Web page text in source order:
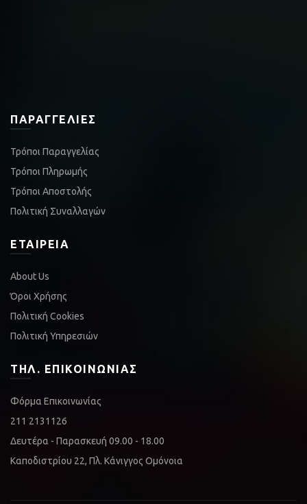
ΠΑΡΑΓΓΕΛΊΕΣ
Τρόποι Παραγγελίας
Τρόποι Πληρωμής
Τρόποι Αποστολής
Πολιτική Συναλλαγών
ΕΤΑΙΡΕΊΑ
About Us
Όροι Χρήσης
Πολιτική Cookies
Πολιτική Υπηρεσιών
ΤΗΛ. ΕΠΙΚΟΙΝΩΝΊΑΣ
Φόρμα Επικοινωνίας
211 2131126
Δευτέρα - Παρασκευή 09.00 - 18.00
Καποδιστρίου 22, Πλ. Κάνιγγος Ομόνοια